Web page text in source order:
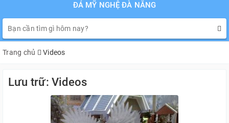
ĐÁ MỸ NGHỆ ĐÀ NẴNG
Trang chủ Videos
Lưu trữ: Videos